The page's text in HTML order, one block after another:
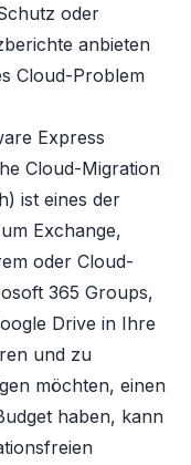
oder
anbieten
Cloud-Problem
Express
Cloud-Migration
ist eines der
Exchange,
oder Cloud-
365 Groups,
Drive in Ihre
und zu
möchten, einen
haben, kann